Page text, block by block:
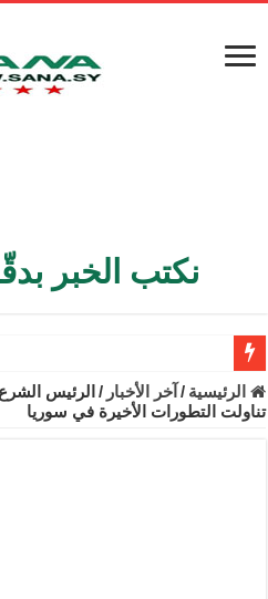
نكتب الخبر
الأمن الداخلي يعثر على مقبرة جماعية في
الوزير الشيباني يبحث في باريس
الرئيسية / آخر الأخبار / الرئيس
تناولت التطورات الأخيرة في سوريا